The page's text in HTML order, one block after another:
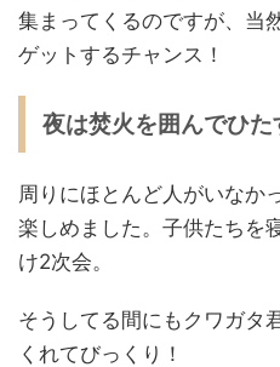
集まってくるのですが、当
ゲットするチャンス！
夜は焚火を囲んでひ
周りにほとんど人がいなか
楽しめました。子供たちを
け2次会。
そうしてる間にもクワガタ
くれてびっくり！